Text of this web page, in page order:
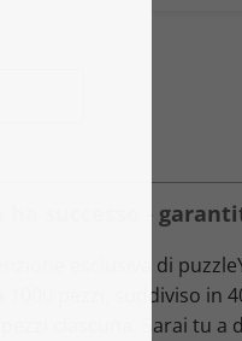
successo -
esclusiva di
pezzi, suddiviso in
ciascuna. Sarai tu a